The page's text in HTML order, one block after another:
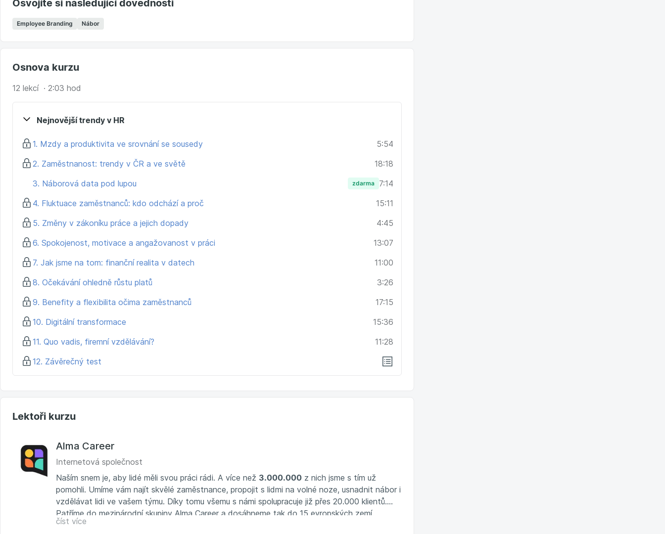
Dostane se i na témata, která trhem práce hýbou už několik let:
Význam a efektivita firemního vzdělávání
Komu je kurz určen
Všem členům vedení firem, ředitelům a HR manažerům, kteří chtějí vést firmu moderně, s důvěrou v
Inspiraci v něm najdou i manažeři týmů, kteří vnímají podporu a péči o lidi jako přirozenou součást své
Osvojíte si následující dovednosti
Employee Branding Nábor
Osnova kurzu
12 lekcí · 2:03 hod
Nejnovější trendy v HR
1. Mzdy a produktivita ve srovnání se sousedy
5:54
2. Zaměstnanost: trendy v ČR a ve světě
18:18
3. Náborová data pod lupou
zdarma
7:14
4. Fluktuace zaměstnanců: kdo odchází a proč
15:11
5. Změny v zákoníku práce a jejich dopady
4:45
6. Spokojenost, motivace a angažovanost v práci
13:07
7. Jak jsme na tom: finanční realita v datech
11:00
8. Očekávání ohledně růstu platů
3:26
9. Benefity a flexibilita očima zaměstnanců
17:15
10. Digitální transformace
15:36
11. Quo vadis, firemní vzdělávání?
11:28
12. Závěrečný test
Lektoři kurzu
Alma Career
Internetová společnost
Naším snem je, aby lidé měli svou práci rádi. A více než 3.000.000 z nich jsme s tím už
pomohli. Umíme vám najít skvělé zaměstnance, propojit s lidmi na volné noze, usnadnit nábor i
vzdělávat lidi ve vašem týmu. Díky tomu všemu s námi spolupracuje již přes 20.000 klientů.
Patříme do mezinárodní skupiny Alma Career a dosáhneme tak do 15 evropských zemí.
číst více